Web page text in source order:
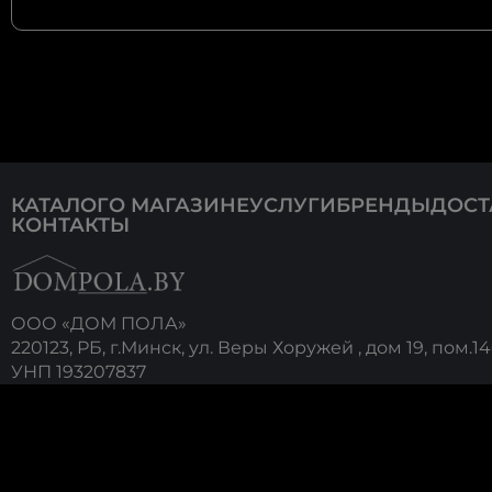
КАТАЛОГО МАГАЗИНЕУСЛУГИБРЕНДЫ
КОНТАКТЫ
ООО «ДОМ ПОЛА»
220123, РБ, г.Минск, ул. Веры Хоружей , дом 19,
УНП 193207837